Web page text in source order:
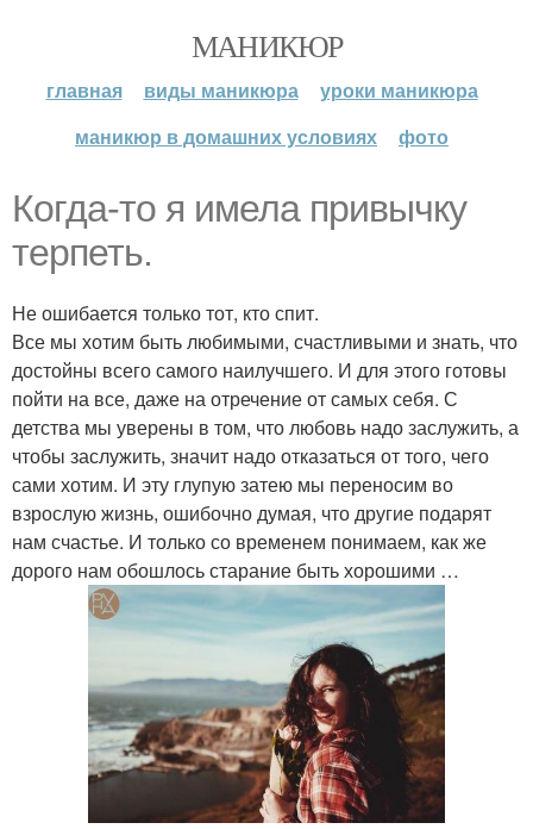
МАНИКЮР
главная виды маникюра
уроки маникюра
маникюр в домашних условиях
фото
Когда-то я имела привычку
терпеть.
Не ошибается только тот, кто спит.
Все мы хотим быть любимыми, счастливыми и знать, что
достойны всего самого наилучшего. И для этого готовы
пойти на все, даже на отречение от самых себя. С
детства мы уверены в том, что любовь надо заслужить, а
чтобы заслужить, значит надо отказаться от того, чего
сами хотим. И эту глупую затею мы переносим во
взрослую жизнь, ошибочно думая, что другие подарят
нам счастье. И только со временем понимаем, как же
дорого нам обошлось старание быть хорошими …